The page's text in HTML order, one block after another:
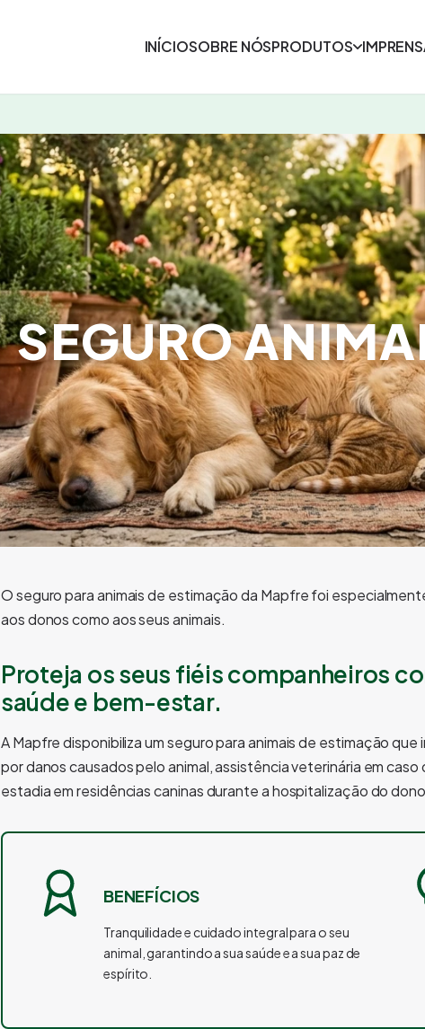
INÍCIOSOBRE NÓSPRODUTOS
SEGURO
O seguro para animais de estimação da Mapfre foi
aos donos como aos seus animais.
Proteja os seus fiéis companheiros
saúde e bem-estar.
A Mapfre disponibiliza um seguro para animais de estimação
por danos causados pelo animal, assistência veterinária em
estadia em residências caninas durante a hospitalização do
BENEFÍCIOS
Tranquilidade e cuidado integral para o seu
animal, garantindo a sua saúde e a sua paz de
espírito.